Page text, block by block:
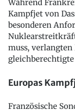
Während
Kampfjet von
besonderen
muss, verlangten
Europas
Französische